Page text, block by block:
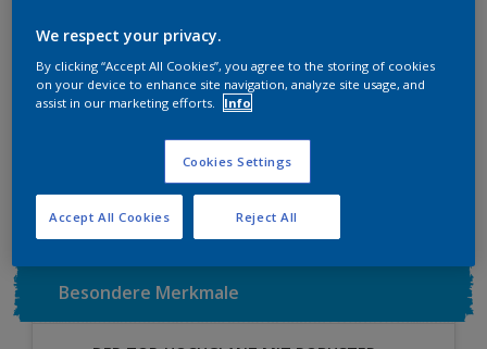
ZUR EINKAUFSLISTE HINZUFÜGEN
Zu Projekt hinzufügen EINEN HÄNDLER FINDEN
Besondere Merkmale
We respect your privacy.
By clicking “Accept All Cookies”, you agree to the storing of cookies
on your device to enhance site navigation, analyze site usage, and
assist in our marketing efforts.
Info
Cookies Settings
Reject All
Accept All Cookies